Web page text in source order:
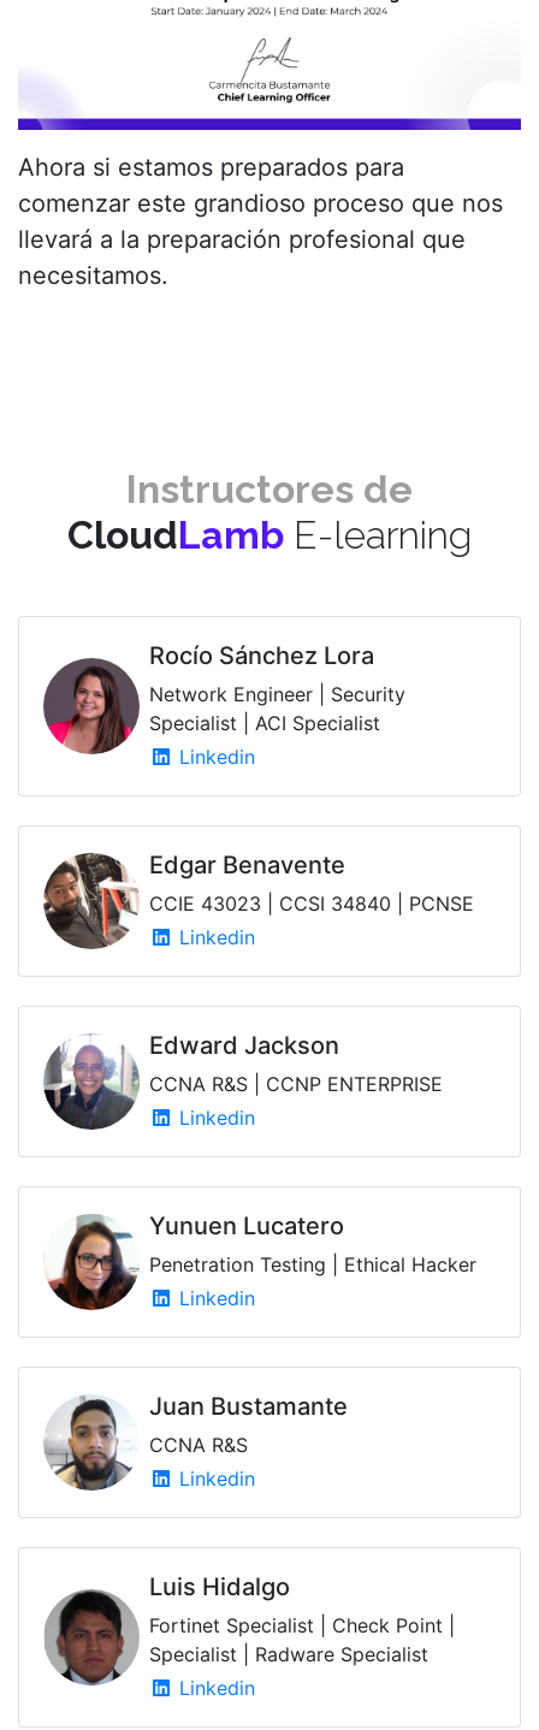
Ahora si estamos preparados para
comenzar este grandioso proceso que nos
llevará a la preparación profesional que
necesitamos.
Instructores de
CloudLamb E-learning
Rocío Sánchez Lora
Network Engineer | Security
Specialist | ACI Specialist
Linkedin
Edgar Benavente
CCIE 43023 | CCSI 34840 | PCNSE
Linkedin
Edward Jackson
CCNA R&S | CCNP ENTERPRISE
Linkedin
Yunuen Lucatero
Penetration Testing | Ethical Hacker
Linkedin
Juan Bustamante
CCNA R&S
Linkedin
Luis Hidalgo
Fortinet Specialist | Check Point |
Specialist | Radware Specialist
Linkedin